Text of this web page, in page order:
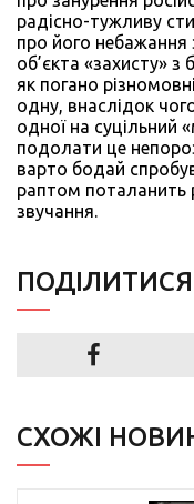
радісно-тужливу
про його
об’єкта «захисту» з
як погано
одну, внаслідок
одної на суцільний
подолати це
варто бодай
раптом поталанить
звучання.
ПОДIЛИТИСЯ
СХОЖІ